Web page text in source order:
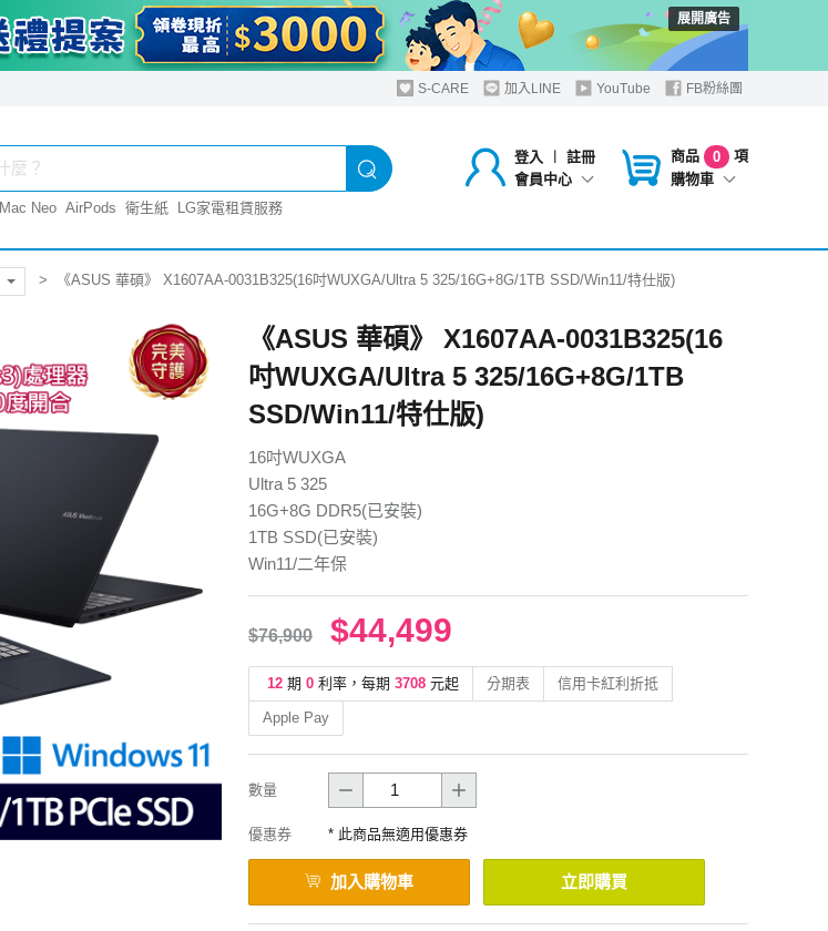
展開廣告
S-CARE 加入LINE YouTube FB粉絲團
登入 ︱
註冊
會員中心
商品 0
項
購物車
Mac Neo AirPods 衛生紙 LG家電租賃服務
《ASUS 華碩》 X1607AA-0031B325(16吋WUXGA/Ultra 5 325/16G+8G/1TB SSD/Win11/特仕版)
《ASUS 華碩》 X1607AA-0031B325(16
吋WUXGA/Ultra 5 325/16G+8G/1TB
SSD/Win11/特仕版)
16吋WUXGA
Ultra 5 325
16G+8G DDR5(已安裝)
1TB SSD(已安裝)
Win11/二年保
$76,900 $44,499
12 期 0 利率，每期 3708 元起 分期表 信用卡紅利折抵
Apple Pay
數量
優惠券 * 此商品無適用優惠券
加入購物車 立即購買